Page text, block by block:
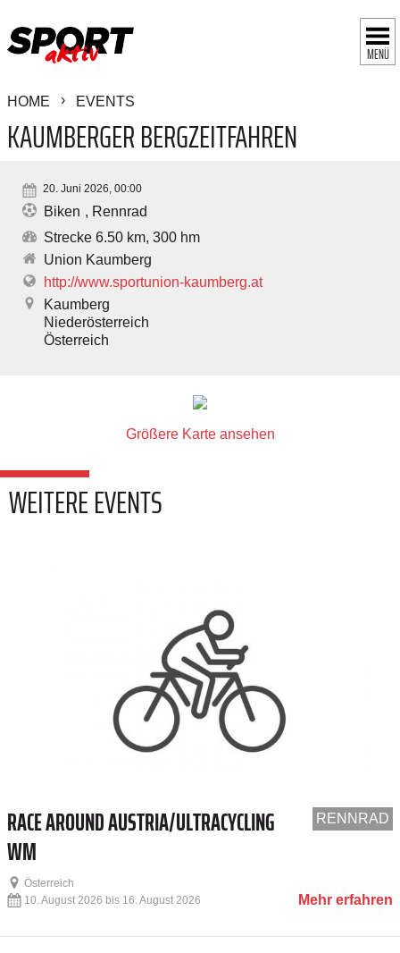
MENÜ
HOME EVENTS
KAUMBERGER BERGZEITFAHREN
20. Juni 2026, 00:00
Biken
Rennrad
Strecke 6.50 km, 300 hm
Union Kaumberg
http://www.sportunion-kaumberg.at
Kaumberg
Niederösterreich
Österreich
Größere Karte ansehen
WEITERE EVENTS
RENNRAD
RACE AROUND AUSTRIA/ULTRACYCLING
WM
Österreich
Mehr erfahren
10. August 2026 bis 16. August 2026